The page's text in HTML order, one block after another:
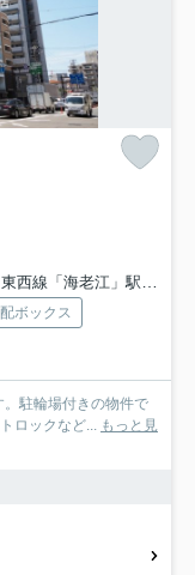
東西線「海老江」駅 徒歩5分
ボックス
駐輪場付きの物件で
ロックなど... もっと見